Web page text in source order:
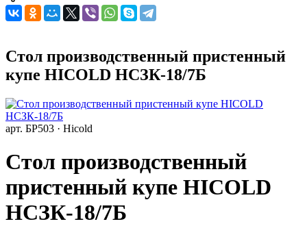
Стол производственный пристенный
купе HICOLD НСЗК-18/7Б
арт. БР503 · Hicold
Стол производственный
пристенный купе HICOLD
НСЗК-18/7Б